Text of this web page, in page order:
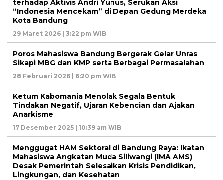
terhadap Aktivis Andri Yunus, Serukan Aksi
“Indonesia Mencekam” di Depan Gedung Merdeka
Kota Bandung
29 Maret 2026 | 3:22 pm WIB
Poros Mahasiswa Bandung Bergerak Gelar Unras
Sikapi MBG dan KMP serta Berbagai Permasalahan
28 Februari 2026 | 6:20 pm WIB
Ketum Kabomania Menolak Segala Bentuk
Tindakan Negatif, Ujaran Kebencian dan Ajakan
Anarkisme
17 Desember 2025 | 10:39 am WIB
Menggugat HAM Sektoral di Bandung Raya: Ikatan
Mahasiswa Angkatan Muda Siliwangi (IMA AMS)
Desak Pemerintah Selesaikan Krisis Pendidikan,
Lingkungan, dan Kesehatan